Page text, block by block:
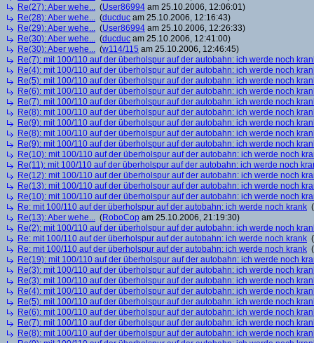
Re(27): Aber wehe... (User86994 am 25.10.2006, 12:06:01)
Re(28): Aber wehe... (ducduc am 25.10.2006, 12:16:43)
Re(29): Aber wehe... (User86994 am 25.10.2006, 12:26:33)
Re(30): Aber wehe... (ducduc am 25.10.2006, 12:41:00)
Re(30): Aber wehe... (w114/115 am 25.10.2006, 12:46:45)
Re(7): mit 100/110 auf der überholspur auf der autobahn: ich werde noch
Re(4): mit 100/110 auf der überholspur auf der autobahn: ich werde noch
Re(5): mit 100/110 auf der überholspur auf der autobahn: ich werde noch
Re(6): mit 100/110 auf der überholspur auf der autobahn: ich werde noch
Re(7): mit 100/110 auf der überholspur auf der autobahn: ich werde noch
Re(8): mit 100/110 auf der überholspur auf der autobahn: ich werde noch
Re(9): mit 100/110 auf der überholspur auf der autobahn: ich werde noch
Re(8): mit 100/110 auf der überholspur auf der autobahn: ich werde noch
Re(9): mit 100/110 auf der überholspur auf der autobahn: ich werde noch
Re(10): mit 100/110 auf der überholspur auf der autobahn: ich werde noch
Re(11): mit 100/110 auf der überholspur auf der autobahn: ich werde noch
Re(12): mit 100/110 auf der überholspur auf der autobahn: ich werde noch
Re(13): mit 100/110 auf der überholspur auf der autobahn: ich werde noch
Re(10): mit 100/110 auf der überholspur auf der autobahn: ich werde noch
Re: mit 100/110 auf der überholspur auf der autobahn: ich werde noch krank (
Re(13): Aber wehe... (RoboCop am 25.10.2006, 21:19:30)
Re(2): mit 100/110 auf der überholspur auf der autobahn: ich werde noch
Re: mit 100/110 auf der überholspur auf der autobahn: ich werde noch krank (
Re: mit 100/110 auf der überholspur auf der autobahn: ich werde noch krank (
Re(19): mit 100/110 auf der überholspur auf der autobahn: ich werde noch
Re(3): mit 100/110 auf der überholspur auf der autobahn: ich werde noch
Re(3): mit 100/110 auf der überholspur auf der autobahn: ich werde noch
Re(4): mit 100/110 auf der überholspur auf der autobahn: ich werde noch
Re(5): mit 100/110 auf der überholspur auf der autobahn: ich werde noch
Re(6): mit 100/110 auf der überholspur auf der autobahn: ich werde noch
Re(7): mit 100/110 auf der überholspur auf der autobahn: ich werde noch
Re(8): mit 100/110 auf der überholspur auf der autobahn: ich werde noch